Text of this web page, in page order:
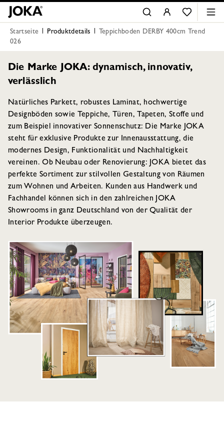
Startseite Produktdetails
Teppichboden DERBY 400cm Trend
026
Die Marke JOKA: dynamisch, innovativ,
verlässlich
Natürliches Parkett, robustes Laminat, hochwertige
Designböden sowie Teppiche, Türen, Tapeten, Stoffe und
zum Beispiel innovativer Sonnenschutz: Die Marke JOKA
steht für exklusive Produkte zur Innenausstattung, die
modernes Design, Funktionalität und Nachhaltigkeit
vereinen. Ob Neubau oder Renovierung: JOKA bietet das
perfekte Sortiment zur stilvollen Gestaltung von Räumen
zum Wohnen und Arbeiten. Kunden aus Handwerk und
Fachhandel können sich in den zahlreichen JOKA
Showrooms in ganz Deutschland von der Qualität der
Interior Produkte überzeugen.